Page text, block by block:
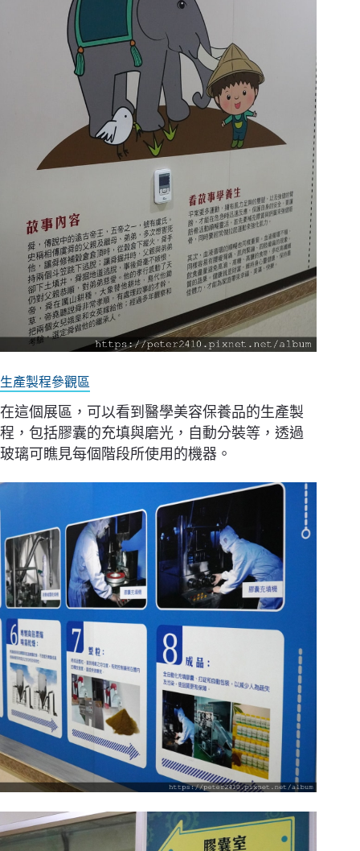
生產製程參觀區
在這個展區，可以看到醫學美容保養品的生產製
程，包括膠囊的充填與磨光，自動分裝等，透過
玻璃可瞧見每個階段所使用的機器。